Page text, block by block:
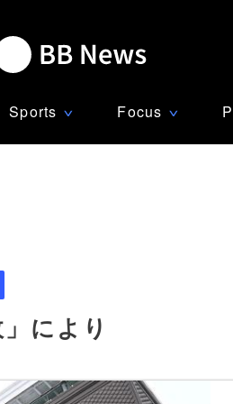
Sports ∨ Focus ∨
により